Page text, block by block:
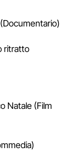
ritratto
Natale (Film